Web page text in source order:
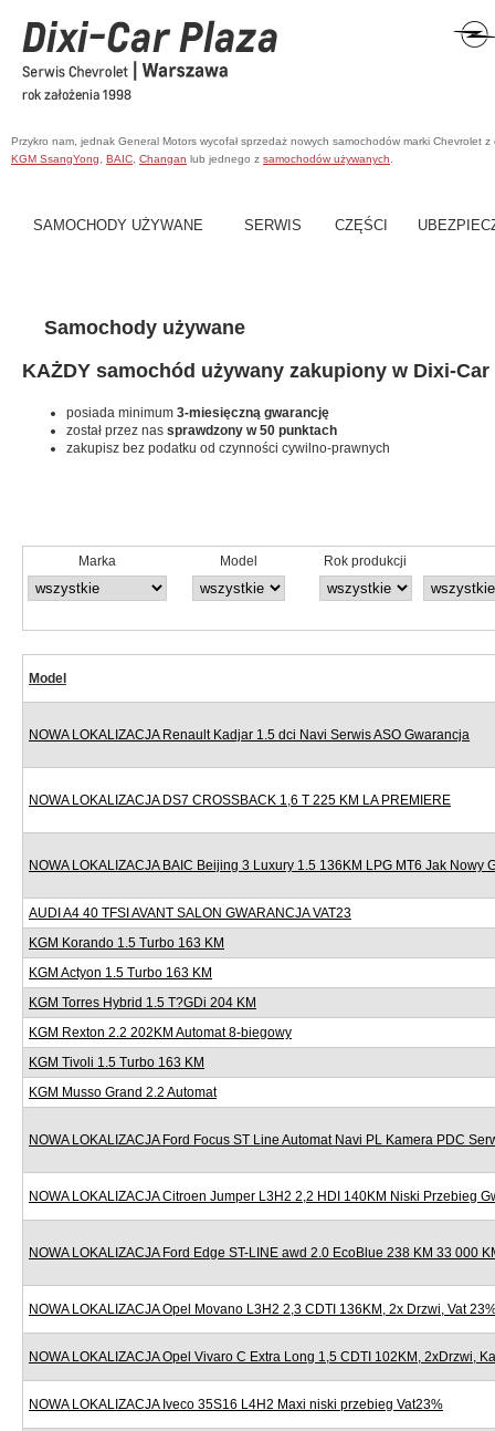
Przykro nam, jednak General Motors wycofał sprzedaż nowych samochodów marki Chevrolet
KGM SsangYong
BAIC Changan lub jednego z samochodów używanych
SAMOCHODY UŻYWANE SERWIS CZĘŚCI
Samochody używane
KAŻDY samochód używany zakupiony w Dixi-Car
posiada minimum 3-miesięczną gwarancję
został przez nas sprawdzony w 50 punktach
zakupisz bez podatku od czynności cywilno-prawnych
Marka Model Rok produkcji
Model
NOWA LOKALIZACJA Renault Kadjar 1.5 dci Navi Serwis ASO Gwarancja
NOWA LOKALIZACJA DS7 CROSSBACK 1,6 T 225 KM LA PREMIERE
NOWA LOKALIZACJA BAIC Beijing 3 Luxury 1.5 136KM LPG MT6 Jak Nowy
AUDI A4 40 TFSI AVANT SALON GWARANCJA VAT23
KGM Korando 1.5 Turbo 163 KM
KGM Actyon 1.5 Turbo 163 KM
KGM Torres Hybrid 1.5 T?GDi 204 KM
KGM Rexton 2.2 202KM Automat 8-biegowy
KGM Tivoli 1.5 Turbo 163 KM
KGM Musso Grand 2.2 Automat
NOWA LOKALIZACJA Ford Focus ST Line Automat Navi PL Kamera PDC
NOWA LOKALIZACJA Citroen Jumper L3H2 2,2 HDI 140KM Niski Przebieg
NOWA LOKALIZACJA Ford Edge ST-LINE awd 2.0 EcoBlue 238 KM 33 000
NOWA LOKALIZACJA Opel Movano L3H2 2,3 CDTI 136KM, 2x Drzwi, Vat
NOWA LOKALIZACJA Opel Vivaro C Extra Long 1,5 CDTI 102KM, 2xDrzwi,
NOWA LOKALIZACJA Iveco 35S16 L4H2 Maxi niski przebieg Vat23%